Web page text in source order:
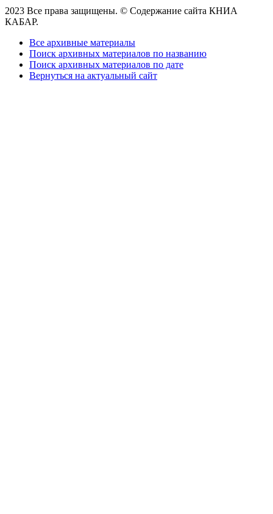
2023 Все права защищены. © Содержание сайта КНИА
КАБАР.
Все архивные материалы
Поиск архивных материалов по названию
Поиск архивных материалов по дате
Вернуться на актуальный сайт